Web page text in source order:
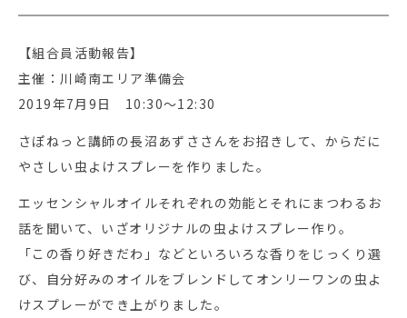
【組合員活動報告】
主催：川崎南エリア準備会
2019年7月9日 10:30～12:30
さぽねっと講師の長沼あずささんをお招きして、からだに
やさしい虫よけスプレーを作りました。
エッセンシャルオイルそれぞれの効能とそれにまつわるお
話を聞いて、いざオリジナルの虫よけスプレー作り。
「この香り好きだわ」などといろいろな香りをじっくり選
び、自分好みのオイルをブレンドしてオンリーワンの虫よ
けスプレーができ上がりました。